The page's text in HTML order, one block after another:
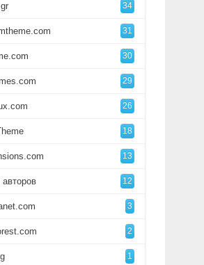
34
31
30
29
26
18
13
12
3
2
1